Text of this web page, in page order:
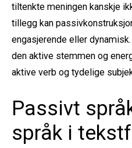
tiltenkte meningen kanskje
tillegg kan
engasjerende eller
den aktive stemmen og
aktive verb og tydelige
Passivt
språk i